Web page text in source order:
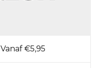
Vanaf €5,95